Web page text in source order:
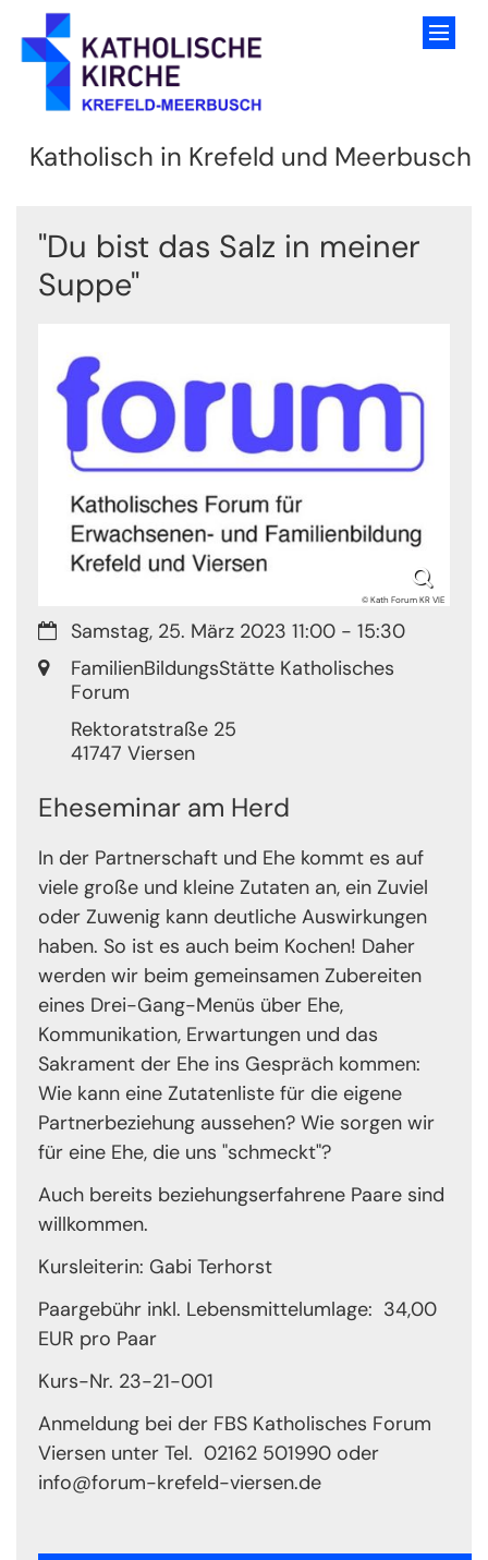
Zum Inhalt springen
Katholisch in Krefeld und Meerbusch
"Du bist das Salz in meiner
Suppe"
© Kath Forum KR VIE
Datum:Samstag, 25. März 2023 11:00 - 15:30
Ort: FamilienBildungsStätte Katholisches
Forum
Rektoratstraße 25
41747 Viersen
Eheseminar am Herd
In der Partnerschaft und Ehe kommt es auf
viele große und kleine Zutaten an, ein Zuviel
oder Zuwenig kann deutliche Auswirkungen
haben. So ist es auch beim Kochen! Daher
werden wir beim gemeinsamen Zubereiten
eines Drei-Gang-Menüs über Ehe,
Kommunikation, Erwartungen und das
Sakrament der Ehe ins Gespräch kommen:
Wie kann eine Zutatenliste für die eigene
Partnerbeziehung aussehen? Wie sorgen wir
für eine Ehe, die uns "schmeckt"?
Auch bereits beziehungserfahrene Paare sind
willkommen.
Kursleiterin: Gabi Terhorst
Paargebühr inkl. Lebensmittelumlage: 34,00
EUR pro Paar
Kurs-Nr. 23-21-001
Anmeldung bei der FBS Katholisches Forum
Viersen unter Tel. 02162 501990 oder
info@forum-krefeld-viersen.de